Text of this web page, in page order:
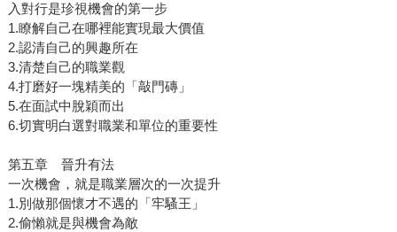
入對行是珍視機會的第一步
1.瞭解自己在哪裡能實現最大價值
2.認清自己的興趣所在
3.清楚自己的職業觀
4.打磨好一塊精美的「敲門磚」
5.在面試中脫穎而出
6.切實明白選對職業和單位的重要性
第五章 晉升有法
一次機會，就是職業層次的一次提升
1.別做那個懷才不遇的「牢騷王」
2.偷懶就是與機會為敵